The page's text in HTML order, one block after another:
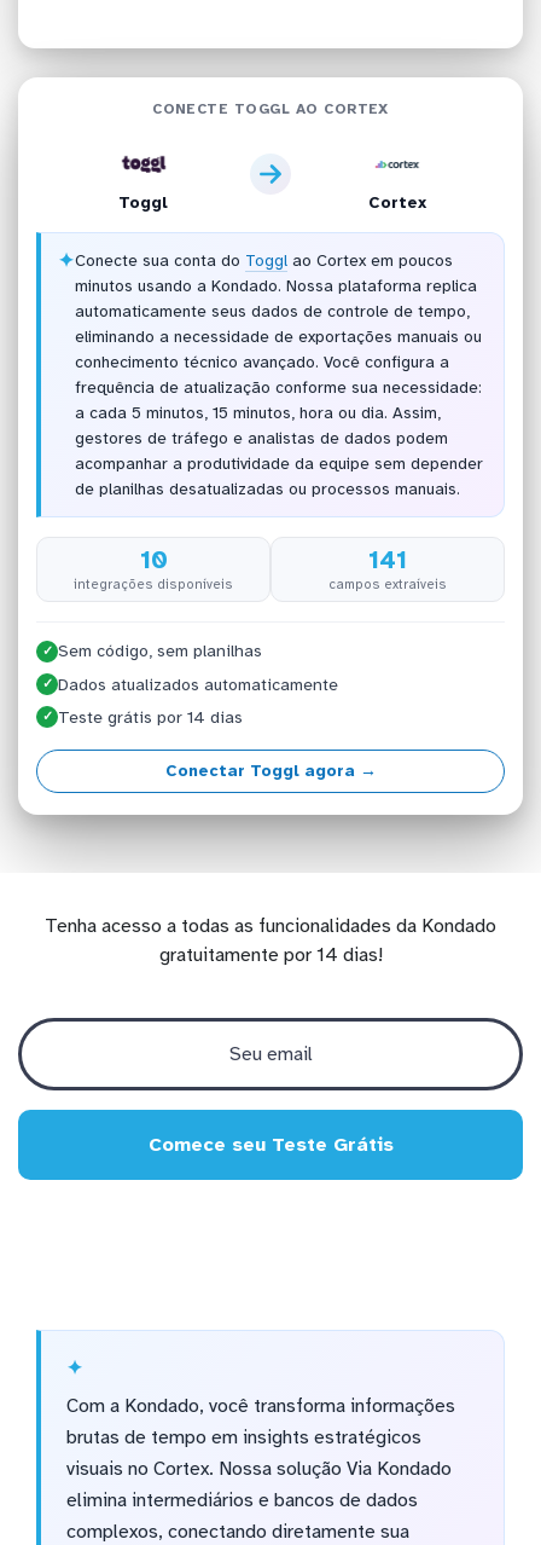
CONECTE TOGGL AO CORTEX
Toggl Cortex
✦Conecte sua conta do Togglao Cortex em poucos
minutos usando a Kondado. Nossa plataforma replica
automaticamente seus dados de controle de tempo,
eliminando a necessidade de exportações manuais ou
conhecimento técnico avançado. Você configura a
frequência de atualização conforme sua necessidade:
a cada 5 minutos, 15 minutos, hora ou dia. Assim,
gestores de tráfego e analistas de dados podem
acompanhar a produtividade da equipe sem depender
de planilhas desatualizadas ou processos manuais.
10
integrações disponíveis
141
campos extraíveis
✓ Sem código, sem planilhas
✓ Dados atualizados automaticamente
✓ Teste grátis por 14 dias
Conectar Toggl agora →
Tenha acesso a todas as funcionalidades da Kondado
gratuitamente por 14 dias!
Comece seu Teste Grátis
Com a Kondado, você transforma informações
brutas de tempo em insights estratégicos
visuais no Cortex. Nossa solução Via Kondado
elimina intermediários e bancos de dados
complexos, conectando diretamente sua